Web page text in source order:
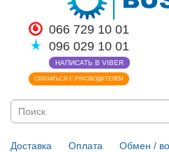
066 729 10 01
096 029 10 01
НАПИСАТЬ В VIBER
СВЯЗАТЬСЯ С РУКОВОДИТЕЛЕМ
Доставка Оплата Обмен /